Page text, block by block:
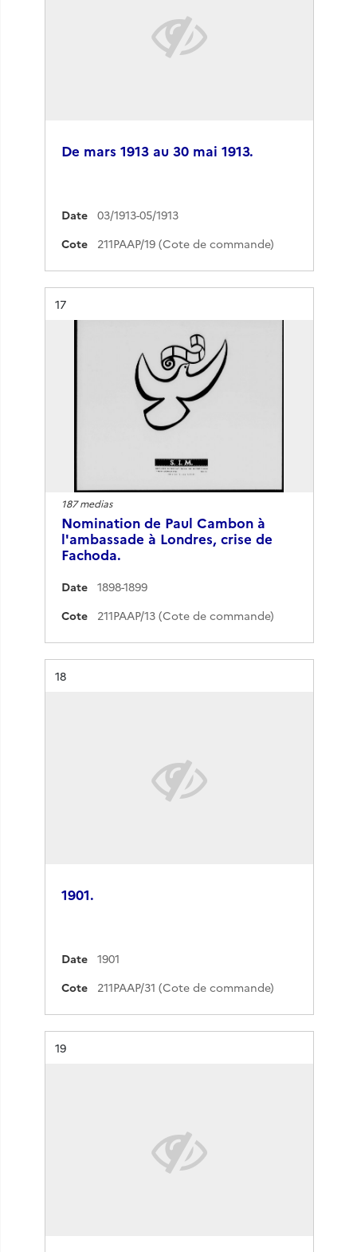
De mars 1913 au 30 mai 1913.
Date
03/1913-05/1913
Cote
211PAAP/19 (Cote de commande)
Résultat n°
17
187 medias
Nomination de Paul Cambon à
l'ambassade à Londres, crise de
Fachoda.
Date
1898-1899
Cote
211PAAP/13 (Cote de commande)
Résultat n°
18
1901.
Date
1901
Cote
211PAAP/31 (Cote de commande)
Résultat n°
19